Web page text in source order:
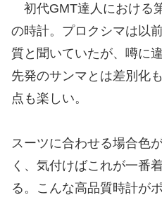
初代GMT達人における
の時計。プロクシマは以
質と聞いていたが、噂に
先発のサンマとは差別化
点も楽しい。
スーツに合わせる場合色
く、気付けばこれが一番
る。こんな高品質時計が